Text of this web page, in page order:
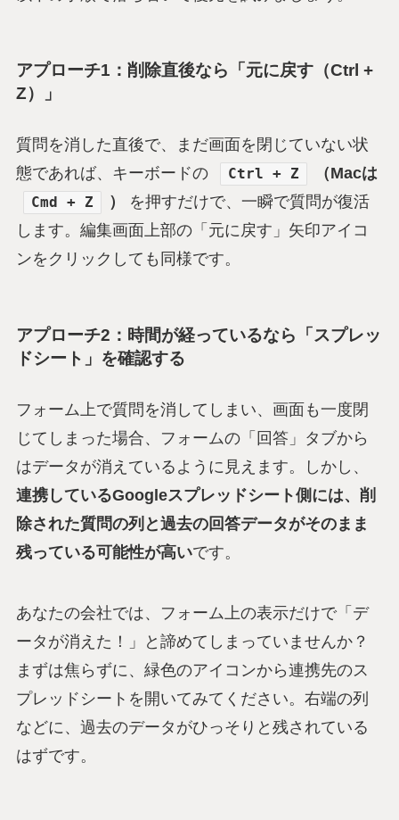
アプローチ1：削除直後なら「元に戻す（Ctrl +
Z）」
質問を消した直後で、まだ画面を閉じていない状
態であれば、キーボードの
Ctrl + Z （Macは
Cmd + Z ）
を押すだけで、一瞬で質問が復活
します。編集画面上部の「元に戻す」矢印アイコ
ンをクリックしても同様です。
アプローチ2：時間が経っているなら「スプレッ
ドシート」を確認する
フォーム上で質問を消してしまい、画面も一度閉
じてしまった場合、フォームの「回答」タブから
はデータが消えているように見えます。しかし、
連携しているGoogleスプレッドシート側には、削
除された質問の列と過去の回答データがそのまま
残っている可能性が高いです。
あなたの会社では、フォーム上の表示だけで「デ
ータが消えた！」と諦めてしまっていませんか？
まずは焦らずに、緑色のアイコンから連携先のス
プレッドシートを開いてみてください。右端の列
などに、過去のデータがひっそりと残されている
はずです。